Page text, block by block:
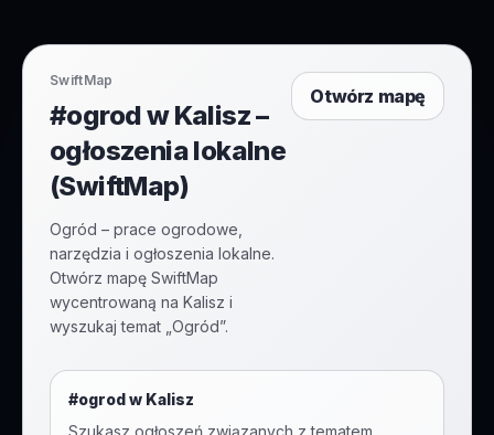
SwiftMap
#ogrod w Kalisz –
ogłoszenia lokalne
(SwiftMap)
Ogród – prace ogrodowe,
narzędzia i ogłoszenia lokalne.
Otwórz mapę SwiftMap
wycentrowaną na Kalisz i
wyszukaj temat „Ogród”.
Otwórz mapę
#ogrodw Kalisz
Szukasz ogłoszeń związanych z tematem